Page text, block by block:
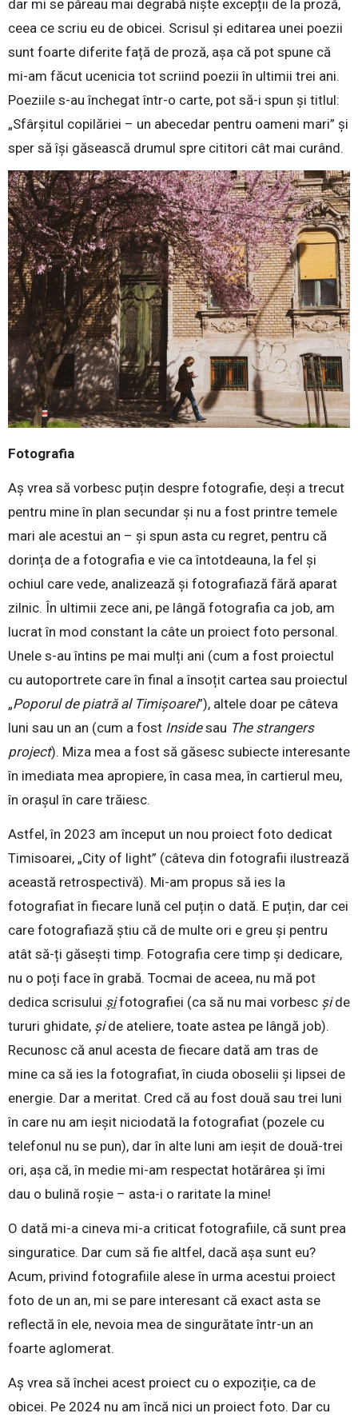
dar mi se păreau mai degrabă niște excepții de la proză,
ceea ce scriu eu de obicei. Scrisul și editarea unei poezii
sunt foarte diferite față de proză, așa că pot spune că
mi-am făcut ucenicia tot scriind poezii în ultimii trei ani.
Poeziile s-au închegat într-o carte, pot să-i spun și titlul:
„Sfârșitul copilăriei – un abecedar pentru oameni mari” și
sper să își găsească drumul spre cititori cât mai curând.
Fotografia
Aș vrea să vorbesc puțin despre fotografie, deși a trecut
pentru mine în plan secundar și nu a fost printre temele
mari ale acestui an – și spun asta cu regret, pentru că
dorința de a fotografia e vie ca întotdeauna, la fel și
ochiul care vede, analizează și fotografiază fără aparat
zilnic. În ultimii zece ani, pe lângă fotografia ca job, am
lucrat în mod constant la câte un proiect foto personal.
Unele s-au întins pe mai mulți ani (cum a fost proiectul
cu autoportrete care în final a însoțit cartea sau proiectul
„Poporul de piatră al Timișoarei”), altele doar pe câteva
luni sau un an (cum a fost Insidesau The strangers
project). Miza mea a fost să găsesc subiecte interesante
în imediata mea apropiere, în casa mea, în cartierul meu,
în orașul în care trăiesc.
Astfel, în 2023 am început un nou proiect foto dedicat
Timisoarei, „City of light” (câteva din fotografii ilustrează
această retrospectivă). Mi-am propus să ies la
fotografiat în fiecare lună cel puțin o dată. E puțin, dar cei
care fotografiază știu că de multe ori e greu și pentru
atât să-ți găsești timp. Fotografia cere timp și dedicare,
nu o poți face în grabă. Tocmai de aceea, nu mă pot
dedica scrisului șifotografiei (ca să nu mai vorbesc șide
tururi ghidate, șide ateliere, toate astea pe lângă job).
Recunosc că anul acesta de fiecare dată am tras de
mine ca să ies la fotografiat, în ciuda oboselii și lipsei de
energie. Dar a meritat. Cred că au fost două sau trei luni
în care nu am ieșit niciodată la fotografiat (pozele cu
telefonul nu se pun), dar în alte luni am ieșit de două-trei
ori, așa că, în medie mi-am respectat hotărârea și îmi
dau o bulină roșie – asta-i o raritate la mine!
O dată mi-a cineva mi-a criticat fotografiile, că sunt prea
singuratice. Dar cum să fie altfel, dacă așa sunt eu?
Acum, privind fotografiile alese în urma acestui proiect
foto de un an, mi se pare interesant că exact asta se
reflectă în ele, nevoia mea de singurătate într-un an
foarte aglomerat.
Aș vrea să închei acest proiect cu o expoziție, ca de
obicei. Pe 2024 nu am încă nici un proiect foto. Dar cu